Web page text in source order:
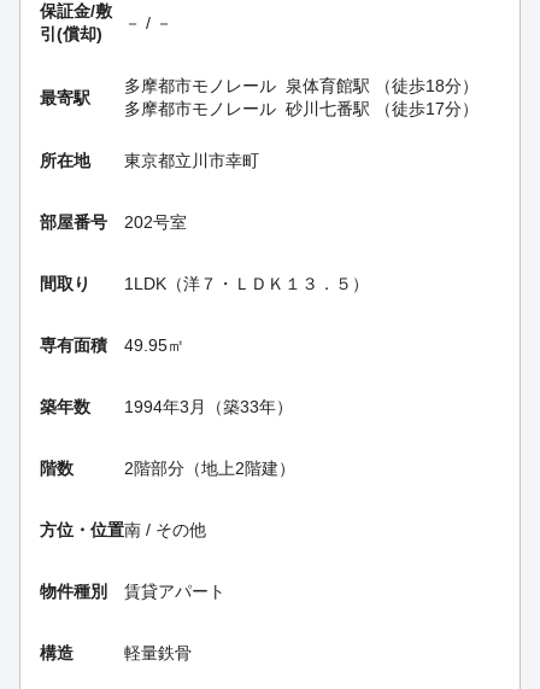
保証金/敷
引(償却)
－ / －
最寄駅
多摩都市モノレール 泉体育館駅 （徒歩18分）
多摩都市モノレール 砂川七番駅 （徒歩17分）
所在地 東京都立川市幸町
部屋番号 202号室
間取り 1LDK（洋７・ＬＤＫ１３．５）
専有面積 49.95㎡
築年数 1994年3月（築33年）
階数 2階部分（地上2階建）
方位・位置南 / その他
物件種別 賃貸アパート
構造 軽量鉄骨